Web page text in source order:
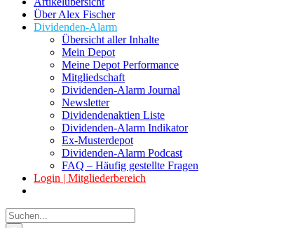
Über Alex Fischer
Dividenden-Alarm
Übersicht aller Inhalte
Mein Depot
Meine Depot Performance
Mitgliedschaft
Dividenden-Alarm Journal
Newsletter
Dividendenaktien Liste
Dividenden-Alarm Indikator
Ex-Musterdepot
Dividenden-Alarm Podcast
FAQ – Häufig gestellte Fragen
Login | Mitgliederbereich
Suche